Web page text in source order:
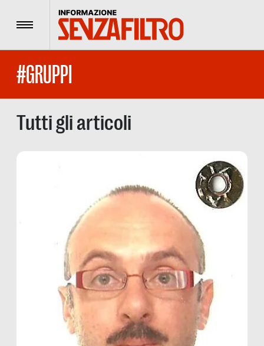
Menu
#GRUPPI
Tutti gli articoli